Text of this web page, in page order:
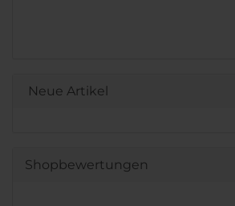
Neue Artikel
Shopbewertungen